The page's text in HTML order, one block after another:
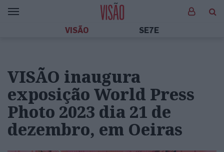
VISÃO SE7E
VISÃO inaugura
exposição World Press
Photo 2023 dia 21 de
dezembro, em Oeiras